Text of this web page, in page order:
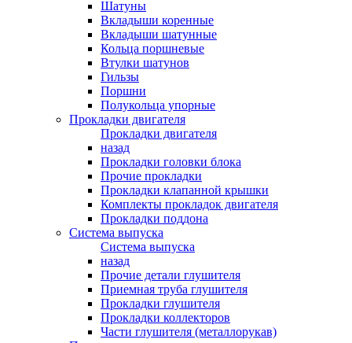
Шатуны
Вкладыши коренные
Вкладыши шатунные
Кольца поршневые
Втулки шатунов
Гильзы
Поршни
Полукольца упорные
Прокладки двигателя
Прокладки двигателя
назад
Прокладки головки блока
Прочие прокладки
Прокладки клапанной крышки
Комплекты прокладок двигателя
Прокладки поддона
Система выпуска
Система выпуска
назад
Прочие детали глушителя
Приемная труба глушителя
Прокладки глушителя
Прокладки коллекторов
Части глушителя (металлорукав)